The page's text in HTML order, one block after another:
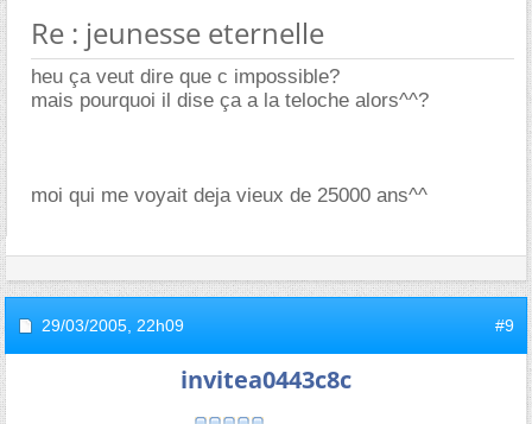
Re : jeunesse eternelle
heu ça veut dire que c impossible?
mais pourquoi il dise ça a la teloche alors^^?
moi qui me voyait deja vieux de 25000 ans^^
29/03/2005, 22h09 #9
invitea0443c8c